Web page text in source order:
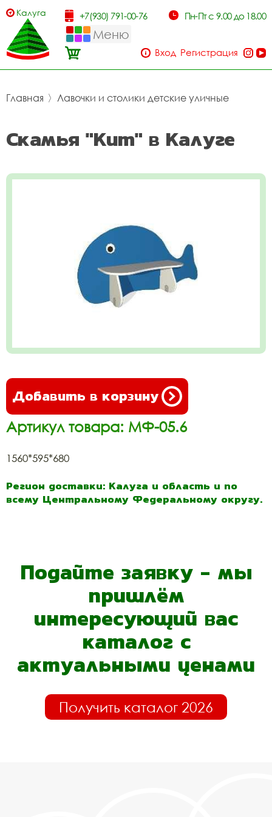
Калуга +7(930) 791-00-76 Пн-Пт с 9.00 до 18.00
Меню
Вход Регистрация
Главная 〉 Лавочки и столики детские уличные
Скамья "Кит" в Калуге
Добавить в корзину
Артикул товара: МФ-05.6
1560*595*680
Регион доставки: Калуга и область и по
всему Центральному Федеральному округу.
Подайте заявку - мы
пришлём
интересующий вас
каталог с
актуальными ценами
Получить каталог 2026